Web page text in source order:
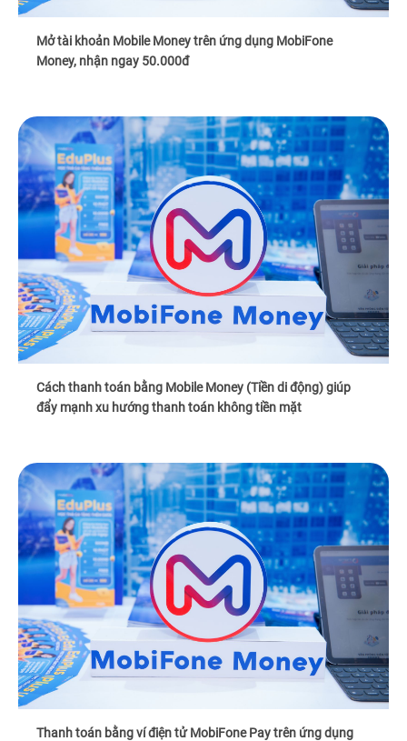
Mở tài khoản Mobile Money trên ứng dụng MobiFone
Money, nhận ngay 50.000đ
Cách thanh toán bằng Mobile Money (Tiền di động) giúp
đẩy mạnh xu hướng thanh toán không tiền mặt
Thanh toán bằng ví điện tử MobiFone Pay trên ứng dụng